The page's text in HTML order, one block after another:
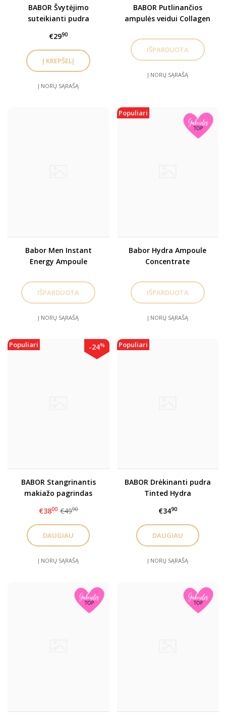
BABOR Švytėjimo
suteikianti pudra
€2990
Į KREPŠELĮ
Į NORŲ SĄRAŠĄ
BABOR Putlinančios
ampulės veidui Collagen
Į NORŲ SĄRAŠĄ
Babor Men Instant
Energy Ampoule
Energizuojančios veido
ampulės vyrams 7x2ml
Į NORŲ SĄRAŠĄ
Populiari
Babor Hydra Ampoule
Concentrate
veidui 7x2ml
Į NORŲ SĄRAŠĄ
Populiari -24%
BABOR Stangrinantis
makiažo pagrindas
€3800 €4990
DAUGIAU
Į NORŲ SĄRAŠĄ
Populiari
BABOR Drėkinanti pudra
Tinted Hydra
€3490
DAUGIAU
Į NORŲ SĄRAŠĄ